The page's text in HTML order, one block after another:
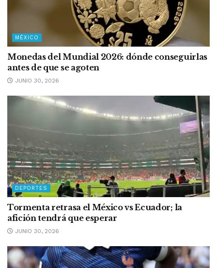
MÉXICO
Monedas del Mundial 2026: dónde conseguirlas
antes de que se agoten
JUNIO 30, 2026
DEPORTES
Tormenta retrasa el México vs Ecuador; la
afición tendrá que esperar
JUNIO 30, 2026